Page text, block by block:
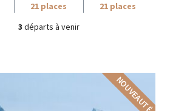
21 places
21 places
3 départs à venir
NOUVEAUTÉ